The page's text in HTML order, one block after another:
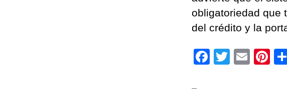
obligatoriedad que
del crédito y la
F
T
E
Pi